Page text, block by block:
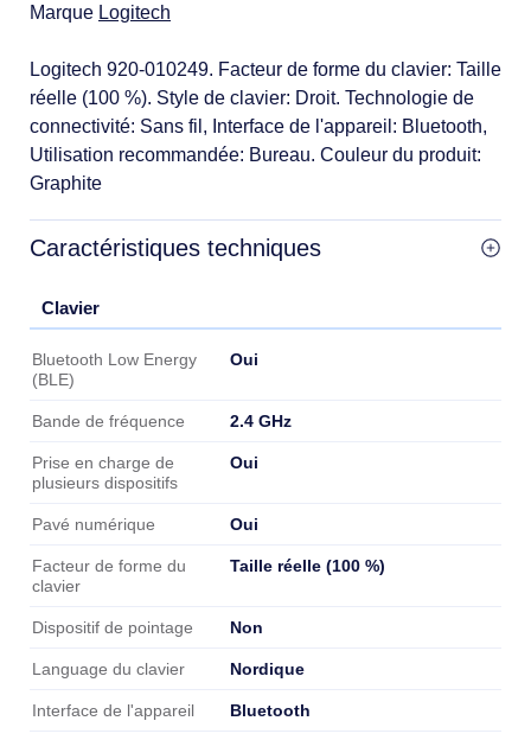
Marque Logitech
Logitech 920-010249. Facteur de forme du clavier: Taille
réelle (100 %). Style de clavier: Droit. Technologie de
connectivité: Sans fil, Interface de l'appareil: Bluetooth,
Utilisation recommandée: Bureau. Couleur du produit:
Graphite
Caractéristiques techniques
Clavier
Clavier
Bluetooth Low Energy
(BLE)
Oui
Bande de fréquence 2.4 GHz
Prise en charge de
plusieurs dispositifs
Oui
Pavé numérique Oui
Facteur de forme du
clavier
Taille réelle (100 %)
Dispositif de pointage Non
Language du clavier Nordique
Interface de l'appareil Bluetooth